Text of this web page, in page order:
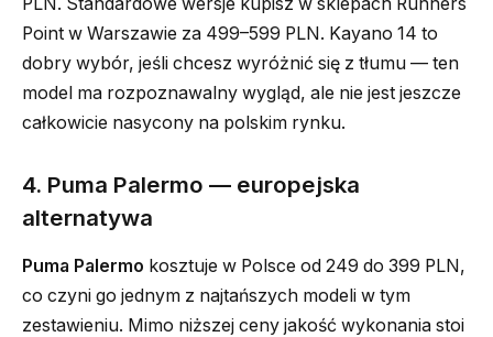
Point w Warszawie za 499–599 PLN. Kayano 14 to
dobry wybór, jeśli chcesz wyróżnić się z tłumu — ten
model ma rozpoznawalny wygląd, ale nie jest jeszcze
całkowicie nasycony na polskim rynku.
4. Puma Palermo — europejska
alternatywa
Puma Palermo kosztuje w Polsce od 249 do 399 PLN,
co czyni go jednym z najtańszych modeli w tym
zestawieniu. Mimo niższej ceny jakość wykonania stoi